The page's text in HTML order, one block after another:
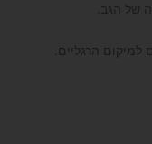
של הגב.
הרגליים.